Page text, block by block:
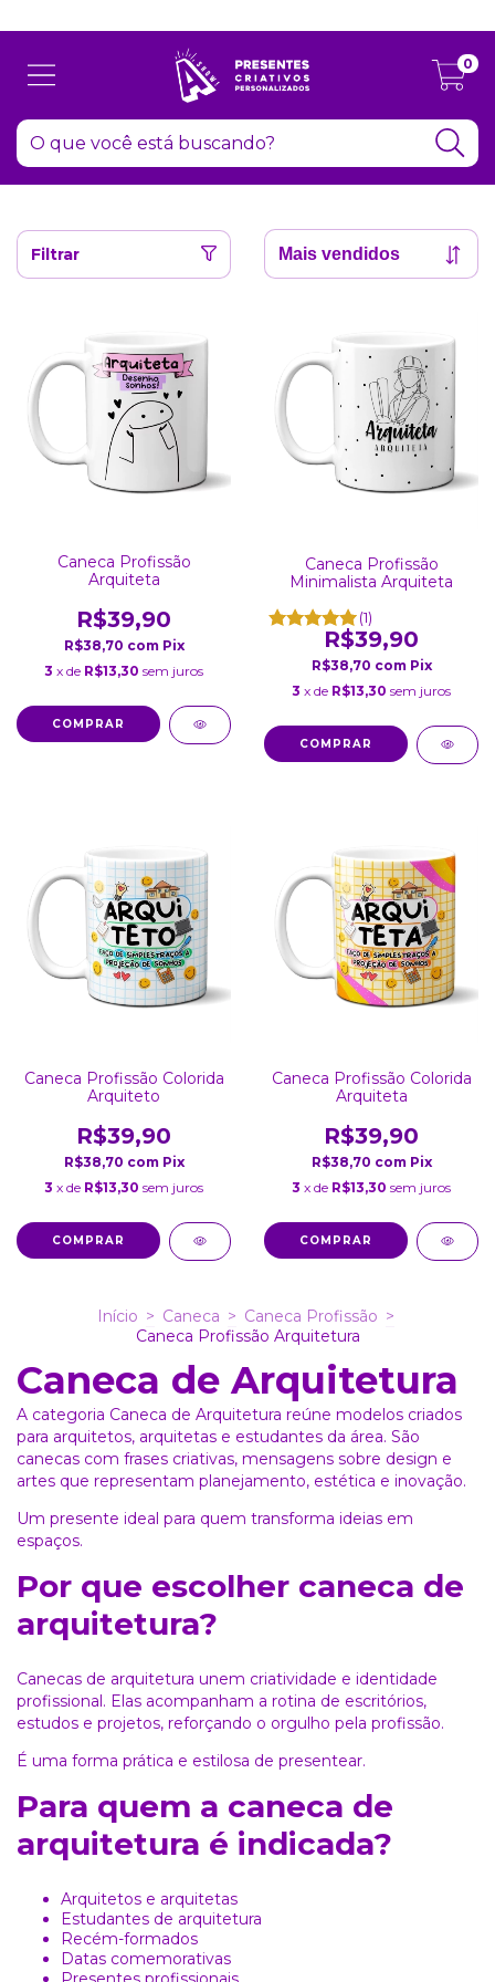
0
Filtrar
Caneca Profissão
Arquiteta
R$39,90
R$38,70 com Pix
3 x de R$13,30 sem juros
COMPRAR
Caneca Profissão
Minimalista Arquiteta
(1)
R$39,90
R$38,70 com Pix
3 x de R$13,30 sem juros
COMPRAR
Caneca Profissão Colorida
Arquiteto
R$39,90
R$38,70 com Pix
3 x de R$13,30 sem juros
COMPRAR
Caneca Profissão Colorida
Arquiteta
R$39,90
R$38,70 com Pix
3 x de R$13,30 sem juros
COMPRAR
Início > Caneca > Caneca Profissão >
Caneca Profissão Arquitetura
Caneca de Arquitetura
A categoria Caneca de Arquitetura reúne modelos criados
para arquitetos, arquitetas e estudantes da área. São
canecas com frases criativas, mensagens sobre design e
artes que representam planejamento, estética e inovação.
Um presente ideal para quem transforma ideias em
espaços.
Por que escolher caneca de
arquitetura?
Canecas de arquitetura unem criatividade e identidade
profissional. Elas acompanham a rotina de escritórios,
estudos e projetos, reforçando o orgulho pela profissão.
É uma forma prática e estilosa de presentear.
Para quem a caneca de
arquitetura é indicada?
Arquitetos e arquitetas
Estudantes de arquitetura
Recém-formados
Datas comemorativas